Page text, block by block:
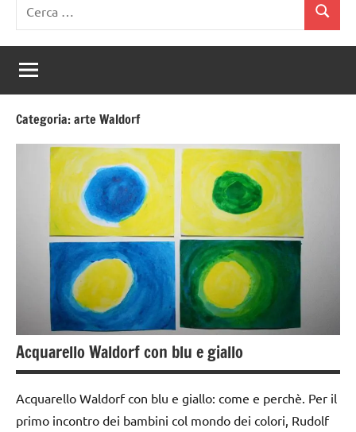
per:
Cerca
Categoria:arte Waldorf
Acquarello Waldorf con blu e giallo
Acquarello Waldorf con blu e giallo: come e perchè. Per il
primo incontro dei bambini col mondo dei colori, Rudolf